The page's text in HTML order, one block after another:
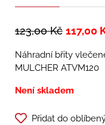
123,00Kč 117,00
Náhradní břity
MULCHER ATVM120
Není skladem
Přidat do